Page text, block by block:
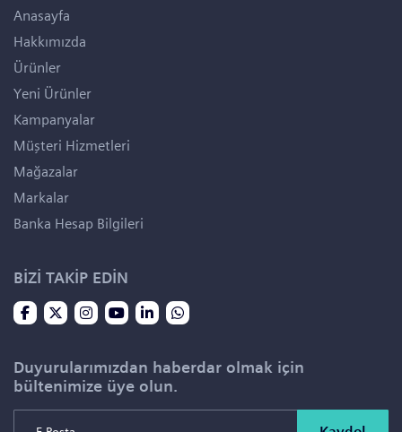
Anasayfa
Hakkımızda
Ürünler
Yeni Ürünler
Kampanyalar
Müşteri Hizmetleri
Mağazalar
Markalar
Banka Hesap Bilgileri
BİZİ TAKİP EDİN
Duyurularımızdan haberdar olmak için
bültenimize üye olun.